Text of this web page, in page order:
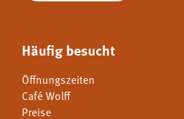
Häufig besucht
Öffnungszeiten
Café Wolff
Preise